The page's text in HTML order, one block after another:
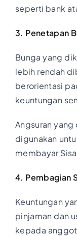
seperti bank
3. Penetapan
Bunga yang
lebih rendah
berorientasi
keuntungan
Angsuran
digunakan
membayar
4. Pembagian
Keuntungan
pinjaman dan
kepada